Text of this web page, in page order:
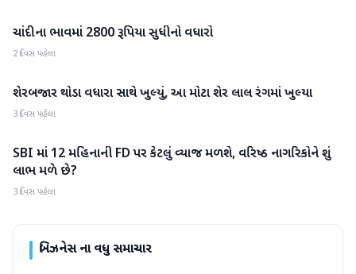
બિઝનેસ
ચાંદીના ભાવમાં 2800 રૂપિયા સુધીનો વધારો
2 દિવસ પહેલા
બિઝનેસ
શેરબજાર થોડા વધારા સાથે ખુલ્યું, આ મોટા શેર લાલ રંગમાં ખુલ્યા
3 દિવસ પહેલા
બિઝનેસ
SBI માં 12 મહિનાની FD પર કેટલું વ્યાજ મળશે, વરિષ્ઠ નાગરિકોને શું
લાભ મળે છે?
3 દિવસ પહેલા
બિઝનેસના વધુ સમાચાર